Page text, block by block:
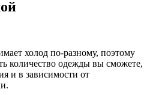
холод по-разному, поэтому
количество одежды вы сможете,
и в зависимости от